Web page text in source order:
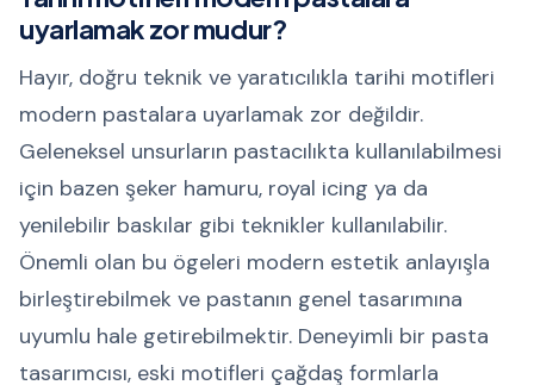
uyarlamak zor mudur?
Hayır, doğru teknik ve yaratıcılıkla tarihi motifleri
modern pastalara uyarlamak zor değildir.
Geleneksel unsurların pastacılıkta kullanılabilmesi
için bazen şeker hamuru, royal icing ya da
yenilebilir baskılar gibi teknikler kullanılabilir.
Önemli olan bu ögeleri modern estetik anlayışla
birleştirebilmek ve pastanın genel tasarımına
uyumlu hale getirebilmektir. Deneyimli bir pasta
tasarımcısı, eski motifleri çağdaş formlarla